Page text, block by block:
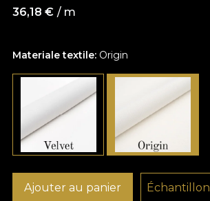
Materiale textile: Origin
36,18 € / m
Ajouter au panier Échantillon